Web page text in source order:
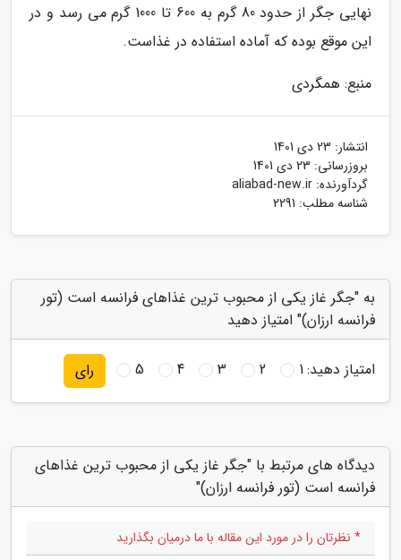
نهایی جگر از حدود 80 گرم به 600 تا 1000 گرم می رسد و در
این موقع بوده که آماده استفاده در غذاست.
منبع: همگردی
انتشار: 23 دی 1401
بروزرسانی: 23 دی 1401
گردآورنده: aliabad-new.ir
شناسه مطلب: 2291
به "جگر غاز یکی از محبوب ترین غذاهای فرانسه است (تور
فرانسه ارزان)" امتیاز دهید
امتیاز دهید:1
2
3
4
5 رای
دیدگاه های مرتبط با "جگر غاز یکی از محبوب ترین غذاهای
فرانسه است (تور فرانسه ارزان)"
* نظرتان را در مورد این مقاله با ما درمیان بگذارید